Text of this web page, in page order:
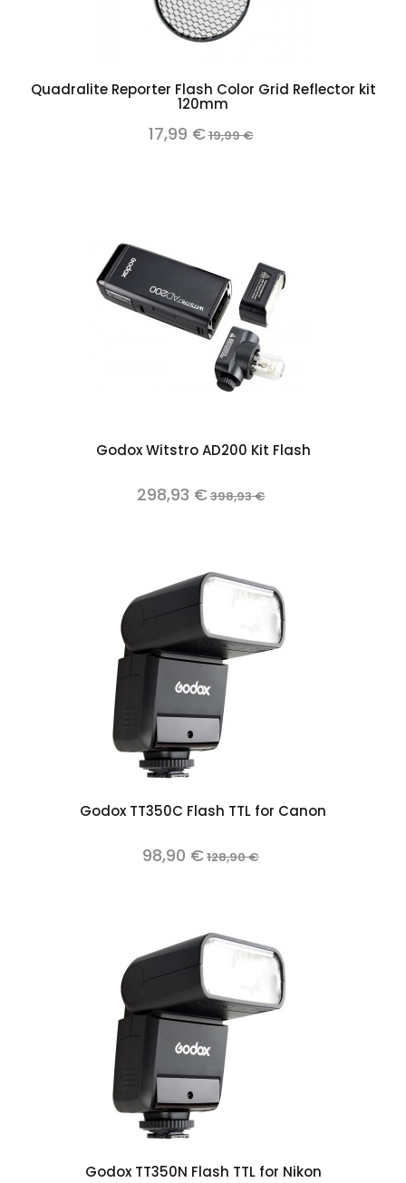
Quadralite Reporter Flash Color Grid Reflector kit
120mm
17,99 €19,99 €
Godox Witstro AD200 Kit Flash
298,93 €398,93 €
Godox TT350C Flash TTL for Canon
98,90 €128,90 €
Godox TT350N Flash TTL for Nikon